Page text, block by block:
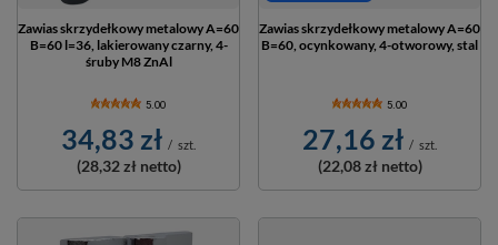
Zawias skrzydełkowy metalowy A=60
B=60 l=36, lakierowany czarny, 4-
śruby M8 ZnAl
5.00
34,83 zł / szt.
(28,32 zł netto)
Zawias skrzydełkowy metalowy A=60
B=60, ocynkowany, 4-otworowy, stal
5.00
27,16 zł / szt.
(22,08 zł netto)